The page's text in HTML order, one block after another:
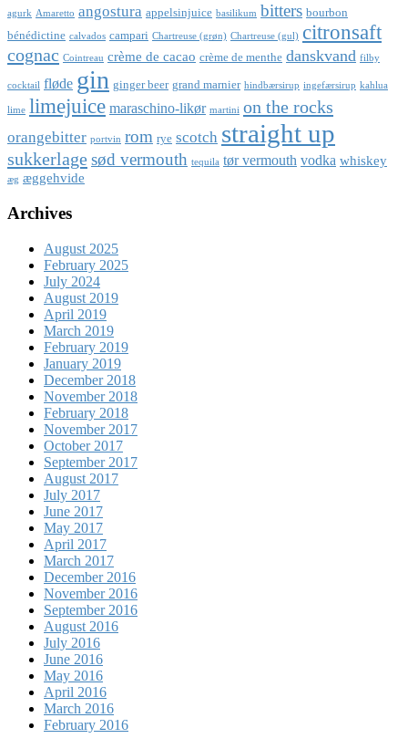
agurk Amaretto angostura appelsinjuice basilikum bitters bourbon
bénédictine calvados campari Chartreuse (grøn) Chartreuse (gul) citronsaft
cognac Cointreau crème de cacao crème de menthe danskvand filby
cocktail fløde gin ginger beer grand marnier hindbærsirup ingefærsirup kahlua
lime limejuice maraschino-likør martini on the rocks
orangebitter portvin rom rye scotch straight up
sukkerlagesød vermouth tequila tør vermouth vodka whiskey
æg æggehvide
Archives
August 2025
February 2025
July 2024
August 2019
April 2019
March 2019
February 2019
January 2019
December 2018
November 2018
February 2018
November 2017
October 2017
September 2017
August 2017
July 2017
June 2017
May 2017
April 2017
March 2017
December 2016
November 2016
September 2016
August 2016
July 2016
June 2016
May 2016
April 2016
March 2016
February 2016